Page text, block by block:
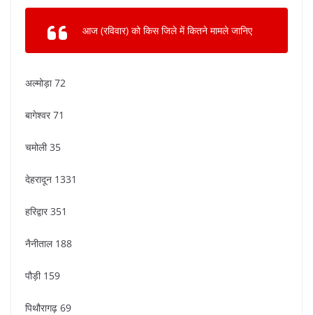
आज (रविवार) को किस जिले में कितने मामले जानिए
अल्मोड़ा 72
बागेश्वर 71
चमोली 35
देहरादून 1331
हरिद्वार 351
नैनीताल 188
पौड़ी 159
पिथौरागढ़ 69